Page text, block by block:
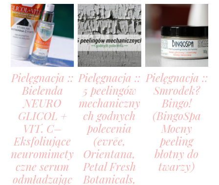
Pielęgnacja ::
Bielenda
NEURO
GLICOL +
VIT. C–
Eksfoliujące
neuromimety
czne serum
odmładzając
Pielęgnacja ::
5 peelingów
mechaniczny
ch godnych
polecenia
(evrēe,
Orientana,
Petal Fresh
Botanicals,
Pielęgnacja ::
Smrodek?
Bingo!
(BingoSpa
Mocny
peeling
błotny do
twarzy)